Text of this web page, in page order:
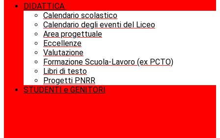
DIDATTICA
Calendario scolastico
Calendario degli eventi del Liceo
Area progettuale
Eccellenze
Valutazione
Formazione Scuola-Lavoro (ex PCTO)
Libri di testo
Progetti PNRR
STUDENTI e GENITORI